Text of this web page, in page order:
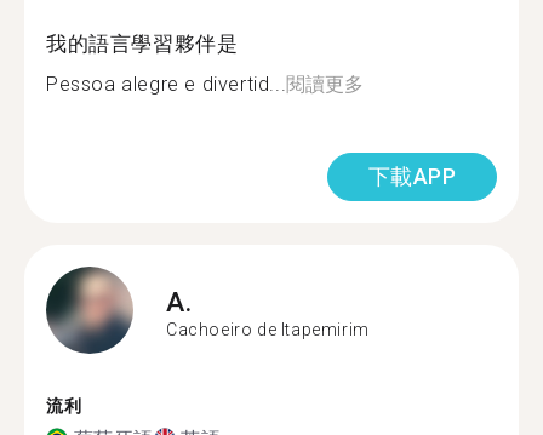
我的語言學習夥伴是
Pessoa alegre e divertid...閱讀更多
下載APP
A.
Cachoeiro de Itapemirim
流利